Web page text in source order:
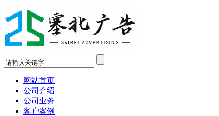
网站首页
公司介绍
公司业务
客户案例